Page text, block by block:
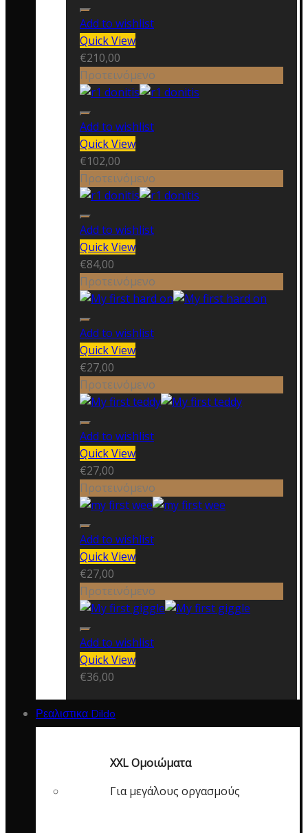
Add to wishlist
Quick View
€210,00
Προτεινόμενο
Add to wishlist
Quick View
€102,00
Προτεινόμενο
Add to wishlist
Quick View
€84,00
Προτεινόμενο
Add to wishlist
Quick View
€27,00
Προτεινόμενο
Add to wishlist
Quick View
€27,00
Προτεινόμενο
Add to wishlist
Quick View
€27,00
Προτεινόμενο
Add to wishlist
Quick View
€36,00
Ρεαλιστικα Dildo
XXL Ομοιώματα
Για μεγάλους οργασμούς